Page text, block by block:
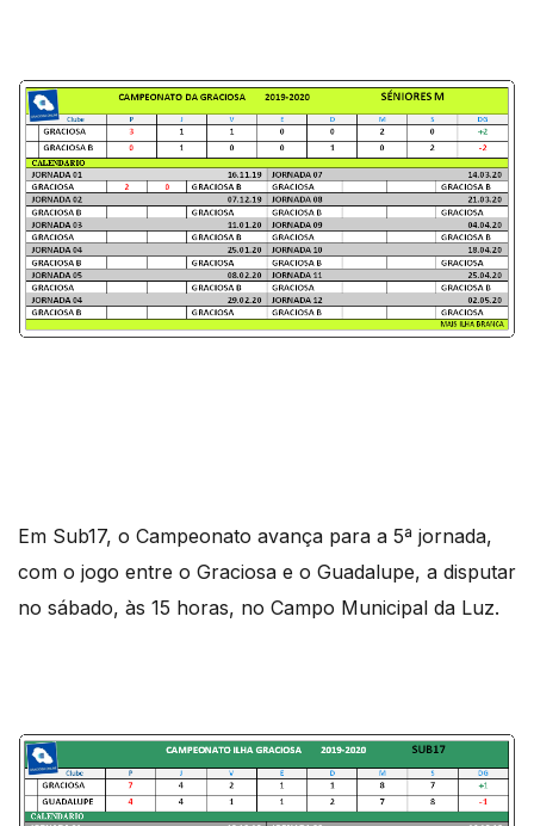
Em Sub17, o Campeonato avança para a 5ª jornada,
com o jogo entre o Graciosa e o Guadalupe, a disputar
no sábado, às 15 horas, no Campo Municipal da Luz.